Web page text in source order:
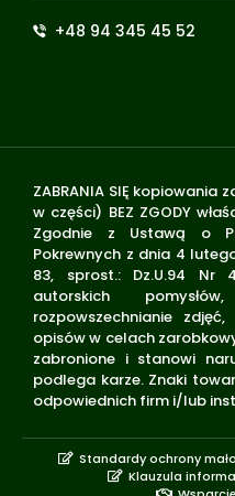
+48 94 345 45 52
ZABRANIA SIĘ kopiowania
w części) BEZ ZGODY
Zgodnie z Ustawą o
Pokrewnych z dnia 4
83, sprost.: Dz.U.94 Nr
autorskich
rozpowszechnianie
opisów w celach
zabronione i stanowi
podlega karze. Znaki
odpowiednich firm i/lub
Standardy ochrony
Klauzula